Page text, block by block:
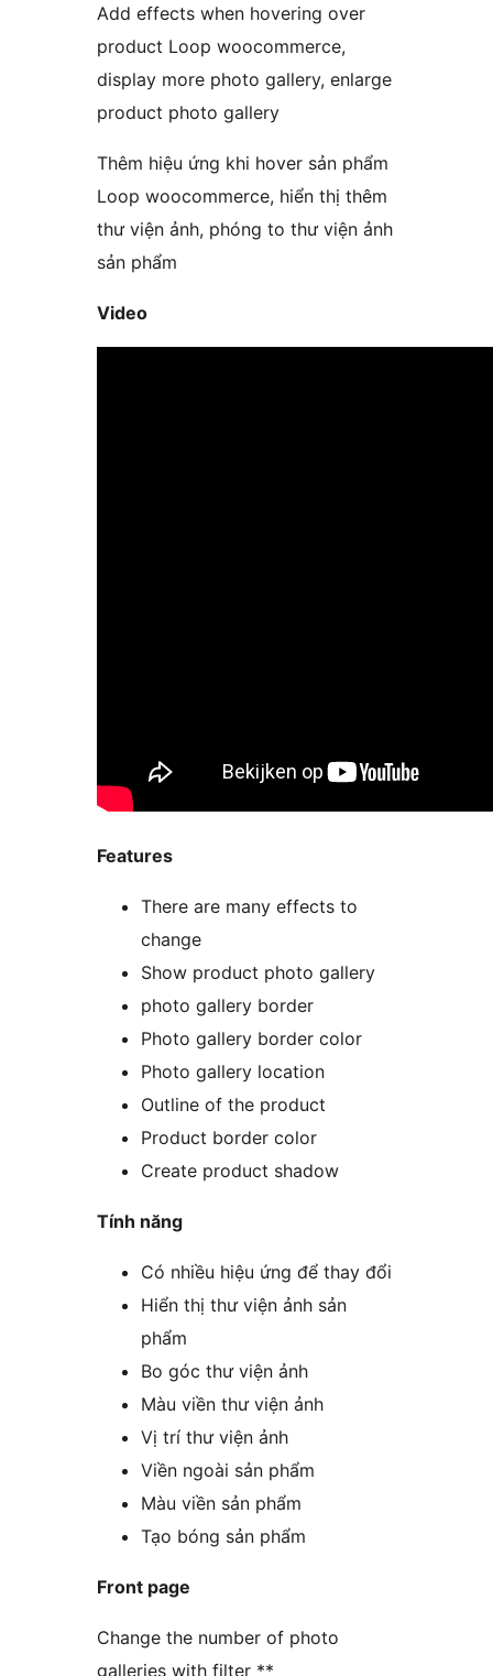
Add effects when hovering over
product Loop woocommerce,
display more photo gallery, enlarge
product photo gallery
Thêm hiệu ứng khi hover sản phẩm
Loop woocommerce, hiển thị thêm
thư viện ảnh, phóng to thư viện ảnh
sản phẩm
Video
Features
There are many effects to
change
Show product photo gallery
photo gallery border
Photo gallery border color
Photo gallery location
Outline of the product
Product border color
Create product shadow
Tính năng
Có nhiều hiệu ứng để thay đổi
Hiển thị thư viện ảnh sản
phẩm
Bo góc thư viện ảnh
Màu viền thư viện ảnh
Vị trí thư viện ảnh
Viền ngoài sản phẩm
Màu viền sản phẩm
Tạo bóng sản phẩm
Front page
Change the number of photo
galleries with filter **